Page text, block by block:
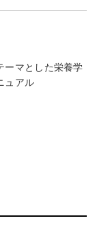
ーマとした栄養学
ュアル